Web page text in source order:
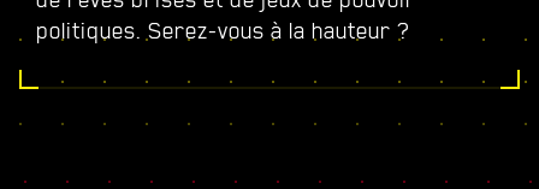
politiques. Serez-vous à la hauteur ?